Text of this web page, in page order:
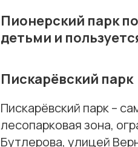
Пионерский парк
детьми и
Пискарёвский парк
Пискарёвский парк –
лесопарковая зона,
Бутлерова, улицей